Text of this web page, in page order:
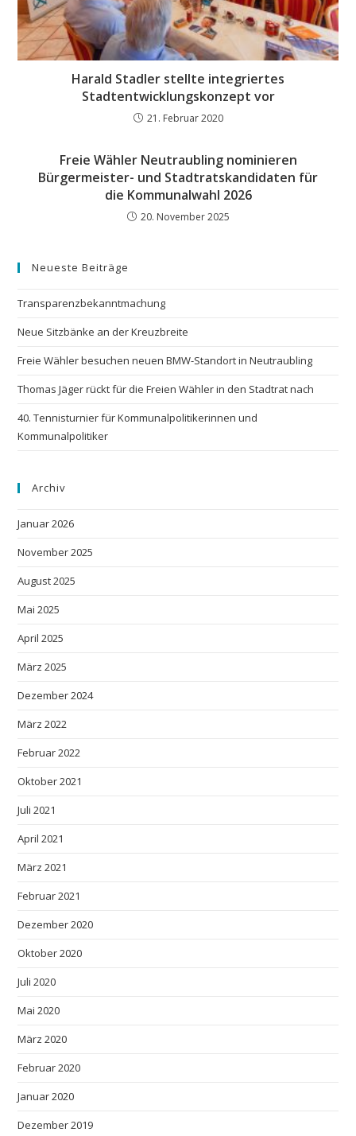
Harald Stadler stellte integriertes
Stadtentwicklungskonzept vor
21. Februar 2020
Freie Wähler Neutraubling nominieren
Bürgermeister- und Stadtratskandidaten für
die Kommunalwahl 2026
20. November 2025
Neueste Beiträge
Transparenzbekanntmachung
Neue Sitzbänke an der Kreuzbreite
Freie Wähler besuchen neuen BMW-Standort in Neutraubling
Thomas Jäger rückt für die Freien Wähler in den Stadtrat nach
40. Tennisturnier für Kommunalpolitikerinnen und
Kommunalpolitiker
Archiv
Januar 2026
November 2025
August 2025
Mai 2025
April 2025
März 2025
Dezember 2024
März 2022
Februar 2022
Oktober 2021
Juli 2021
April 2021
März 2021
Februar 2021
Dezember 2020
Oktober 2020
Juli 2020
Mai 2020
März 2020
Februar 2020
Januar 2020
Dezember 2019